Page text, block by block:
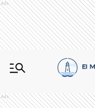
Ads
Ads